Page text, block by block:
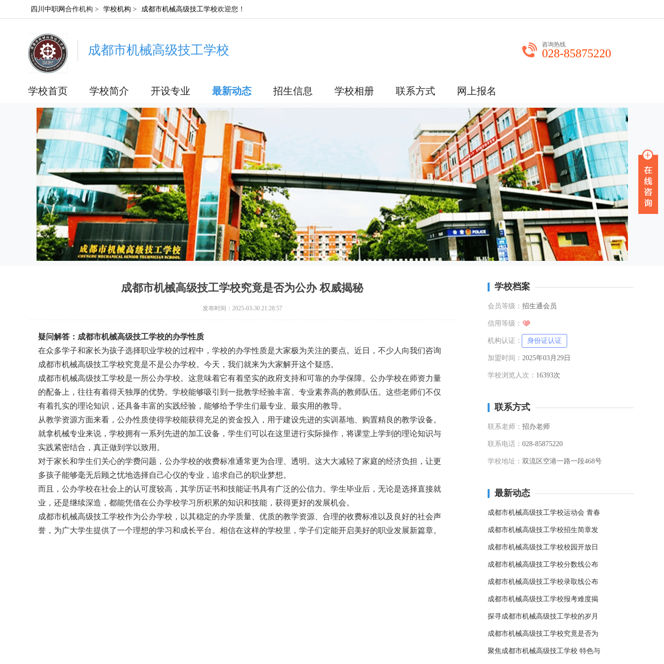
四川中职网 合作机构 > 学校机构 > 成都市机械高级技工学校欢迎您！
成都市机械高级技工学校 咨询热线
028-85875220
学校首页 学校简介 开设专业 最新动态 招生信息 学校相册 联系方式 网上报名
成都市机械高级技工学校究竟是否为公办 权威揭秘
发布时间：2025-03-30 21:28:57
疑问解答：成都市机械高级技工学校的办学性质
在众多学子和家长为孩子选择职业学校的过程中，学校的办学性质是大家极为关注的要点。近日，不少人向我们咨询
成都市机械高级技工学校究竟是不是公办学校。今天，我们就来为大家解开这个疑惑。
成都市机械高级技工学校是一所公办学校。这意味着它有着坚实的政府支持和可靠的办学保障。公办学校在师资力量
的配备上，往往有着得天独厚的优势。学校能够吸引到一批教学经验丰富、专业素养高的教师队伍。这些老师们不仅
有着扎实的理论知识，还具备丰富的实践经验，能够给予学生们最专业、最实用的教导。
从教学资源方面来看，公办性质使得学校能获得充足的资金投入，用于建设先进的实训基地、购置精良的教学设备。
就拿机械专业来说，学校拥有一系列先进的加工设备，学生们可以在这里进行实际操作，将课堂上学到的理论知识与
实践紧密结合，真正做到学以致用。
对于家长和学生们关心的学费问题，公办学校的收费标准通常更为合理、透明。这大大减轻了家庭的经济负担，让更
多孩子能够毫无后顾之忧地选择自己心仪的专业，追求自己的职业梦想。
而且，公办学校在社会上的认可度较高，其学历证书和技能证书具有广泛的公信力。学生毕业后，无论是选择直接就
业，还是继续深造，都能凭借在公办学校学习所积累的知识和技能，获得更好的发展机会。
成都市机械高级技工学校作为公办学校，以其稳定的办学质量、优质的教学资源、合理的收费标准以及良好的社会声
誉，为广大学生提供了一个理想的学习和成长平台。相信在这样的学校里，学子们定能开启美好的职业发展新篇章。
学校档案
会员等级： 招生通会员
信用等级：
机构认证： 身份证认证
加盟时间： 2025年03月29日
学校浏览人次： 16393次
联系方式
联系老师： 招办老师
联系电话： 028-85875220
学校地址： 双流区空港一路一段468号
最新动态
成都市机械高级技工学校运动会 青春
成都市机械高级技工学校招生简章发
成都市机械高级技工学校校园开放日
成都市机械高级技工学校分数线公布
成都市机械高级技工学校录取线公布
成都市机械高级技工学校报考难度揭
探寻成都市机械高级技工学校的岁月
成都市机械高级技工学校究竟是否为
聚焦成都市机械高级技工学校 特色与